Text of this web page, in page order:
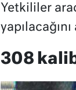
Yetkililer
yapılacağını
308